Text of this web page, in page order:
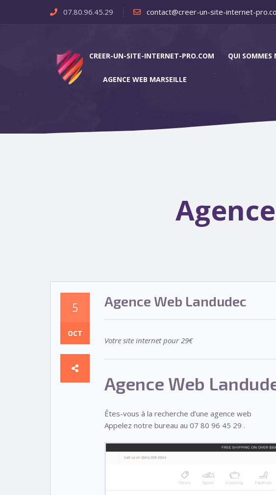
07.80.96.45.29 contact@creer-un-site-internet-
CREER-UN-SITE-INTERNET-PRO.COM QUI SOMMES
AGENCE WEB MARSEILLE
5
OCT
Agence Web Landudec
Votre site internet pour 29€
Agence Web
Êtes-vous à la recherche d’une agence web
Appelez notre bureau au 07 80 96 45 29 .